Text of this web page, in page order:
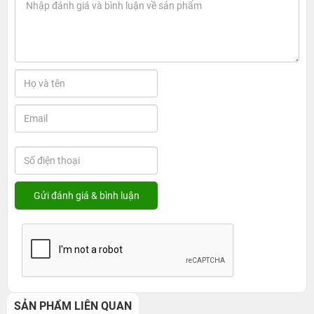
SẢN PHẨM LIÊN QUAN